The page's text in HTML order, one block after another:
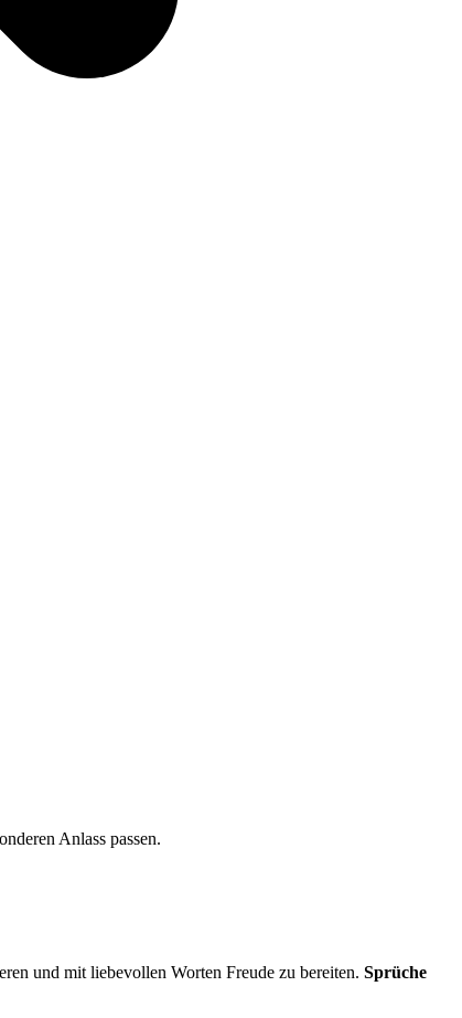
Anlass passen.
und mit liebevollen Worten Freude zu bereiten. Sprüche